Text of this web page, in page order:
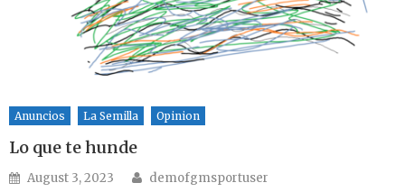
Anuncios La Semilla Opinion
Lo que te hunde
Posted on
August 3, 2023 Author
demofgmsportuser